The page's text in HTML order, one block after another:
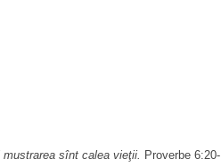
sînt calea vieţii.
Proverbe 6:20-